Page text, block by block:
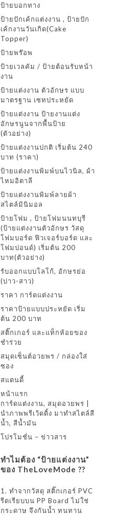
ป้ายบอกทาง
ป้ายปักเค้กแต่งงาน , ป้ายปัก
เค้กงานวันเกิด(Cake
Topper)
ป้ายพร๊อพ
ป้ายเวลคัม / ป้ายต้อนรับหน้า
งาน
ป้ายแต่งงาน ตัวอักษร แบบ
มาตรฐาน เซทประหยัด
ป้ายแต่งงาน ป้ายงานแต่ง
อักษรนูนจากพื้นป้าย
(ตัวอย่าง)
ป้ายแต่งงานปกติ เริ่มต้น 240
บาท (ราคา)
ป้ายแต่งงานพิมพ์บนไวนิล, ผ้า
ไหมอิตาลี
ป้ายแต่งงานพิมพ์ลายผ้า
สไตล์มินิมอล
ป้ายโฟม , ป้ายโฟมนนทบุรี
(ป้ายแต่งงานตัวอักษร วัสดุ
โฟมบอร์ด ฟิวเจอร์บอร์ด และ
โฟมปอนด์) เริ่มต้น 200
บาท(ตัวอย่าง)
รับออกแบบโลโก้, อักษรย่อ
(บ่าว-สาว)
ราคา การ์ดแต่งงาน
ราคาป้ายแบบประหยัด เริ่ม
ต้น 200 บาท
สติ๊กเกอร์ และแท็กห้อยของ
ชำร่วย
สมุดเซ็นต์อวยพร / กล่องใส่
ซอง
สแตนดี้
หน้าแรก
การ์ดแต่งงาน, สมุดอวยพร |
นำภาพพรีเว้ดดิ้ง มาทำสไตล์สี
น้ำ, สีน้ำมัน
โปรโมชั่น – ข่าวสาร
ทำไมต้อง “ป้ายแต่งงาน”
ของ TheLoveMode ??
1. ทำจากวัสดุ สติ๊กเกอร์ PVC
รีดเรียบบน PP Board ไม่ใช่
กระดาษ จึงกันน้ำ ทนทาน